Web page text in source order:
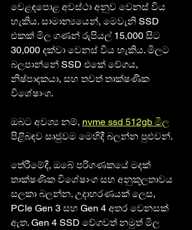
වෙළඳපොළ අවස්ථා අනුව වෙනස් විය
හැකිය. සාමාන්‍යයෙන්, මෙවැනි SSD
එකක් මිල ගණන් රුපියල් 15,000 සිට
30,000 දක්වා වෙනස් විය හැකිය. මිලට
බලපාන්නේ SSD එකේ වේගය,
නිෂ්පාදකයා, සහ තවත් තාක්ෂණික
විශේෂාංග.
ඔබට අවශ්‍ය නම්, nvme ssd 512gb මිල
පිළිබඳව සෘජුවම මෙහිදී බලන්න පුළුවන්.
තේරීමේදී, ඔබේ පරිගණකයේ මදක්
තාක්ෂණික විශේෂාංග සහ අනුකූලතාවය
සලකා බලන්න. උදාහරණයක් ලෙස,
PCIe Gen 3 සහ Gen 4 අතර වෙනසක්
ඇත. Gen 4 SSD වේගවත් නමුත් මිල